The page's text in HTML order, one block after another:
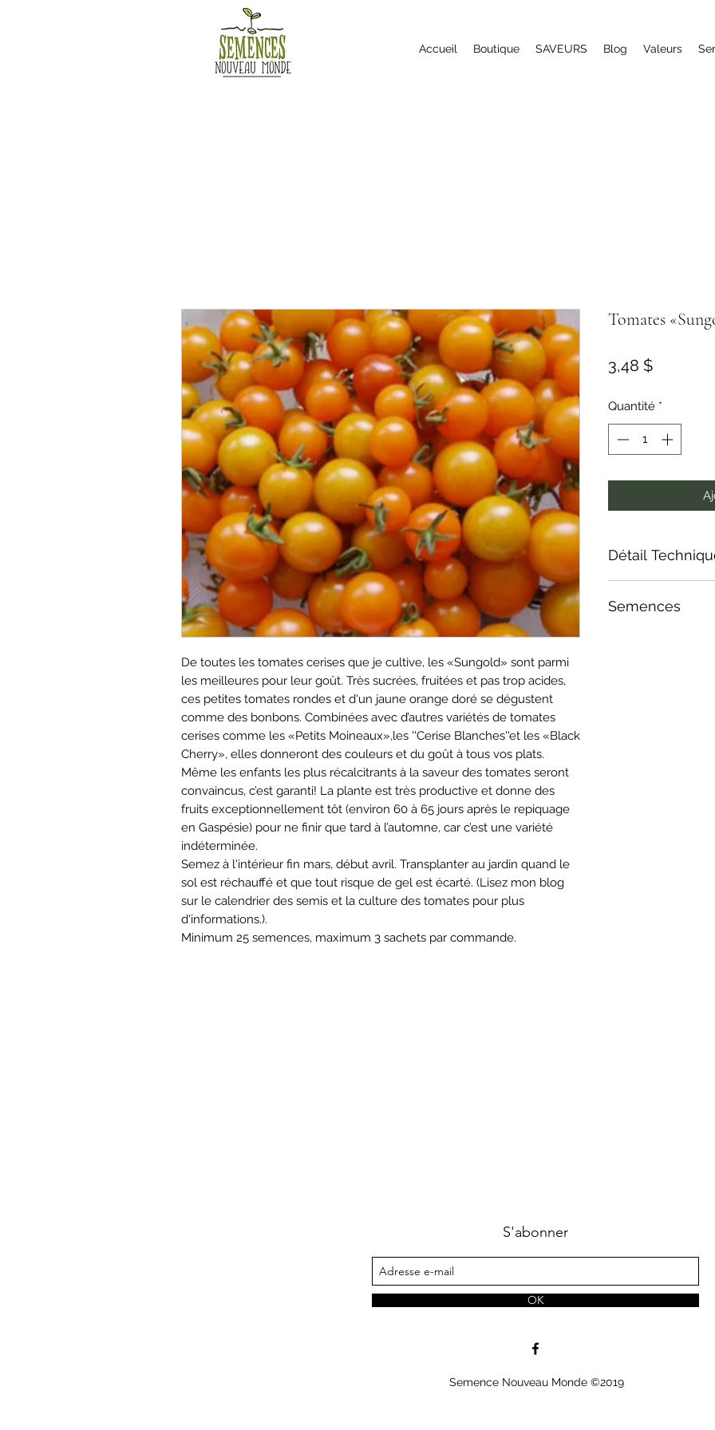
Accueil Boutique SAVEURS Blog Valeurs
De toutes les tomates cerises que je cultive, les «Sungold» sont parmi
les meilleures pour leur goût. Très sucrées, fruitées et pas trop acides,
ces petites tomates rondes et d'un jaune orange doré se dégustent
comme des bonbons. Combinées avec d’autres variétés de tomates
cerises comme les «Petits Moineaux»,les ''Cerise Blanches''et les «Black
Cherry», elles donneront des couleurs et du goût à tous vos plats.
Même les enfants les plus récalcitrants à la saveur des tomates seront
convaincus, c’est garanti! La plante est très productive et donne des
fruits exceptionnellement tôt (environ 60 à 65 jours après le repiquage
en Gaspésie) pour ne finir que tard à l’automne, car c’est une variété
indéterminée.
Semez à l'intérieur fin mars, début avril. Transplanter au jardin quand le
sol est réchauffé et que tout risque de gel est écarté. (Lisez mon blog
sur le calendrier des semis et la culture des tomates pour plus
d'informations.).
Minimum 25 semences, maximum 3 sachets par commande.
Tomates
3,48 $Prix
Quantité *
Détail
client.Port
Semences
S'abonner
OK
Semence Nouveau Monde ©2019